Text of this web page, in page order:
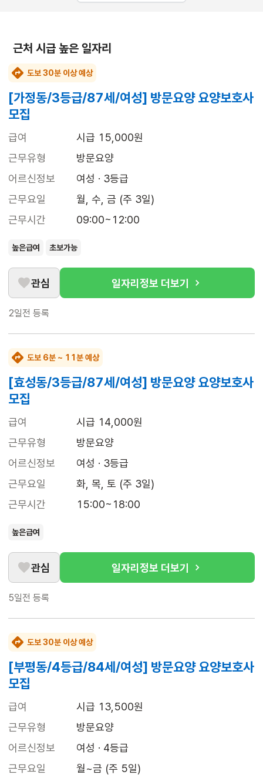
근처 시급 높은 일자리
도보 30분 이상 예상
[가정동/3등급/87세/여성] 방문요양 요양보호사
모집
급여
시급 15,000원
근무유형
방문요양
어르신정보
여성 · 3등급
근무요일
월, 수, 금 (주 3일)
근무시간
09:00~12:00
높은급여 초보가능
관심 일자리정보 더보기
2일전 등록
도보 6분 ~ 11분 예상
[효성동/3등급/87세/여성] 방문요양 요양보호사
모집
급여
시급 14,000원
근무유형
방문요양
어르신정보
여성 · 3등급
근무요일
화, 목, 토 (주 3일)
근무시간
15:00~18:00
높은급여
관심 일자리정보 더보기
5일전 등록
도보 30분 이상 예상
[부평동/4등급/84세/여성] 방문요양 요양보호사
모집
급여
시급 13,500원
근무유형
방문요양
어르신정보
여성 · 4등급
근무요일
월~금 (주 5일)